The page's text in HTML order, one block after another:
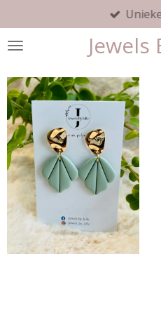
direct
naar
hoofdinhoud
Jewels